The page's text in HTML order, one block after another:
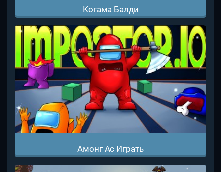
Когама Балди
Амонг Ас Играть